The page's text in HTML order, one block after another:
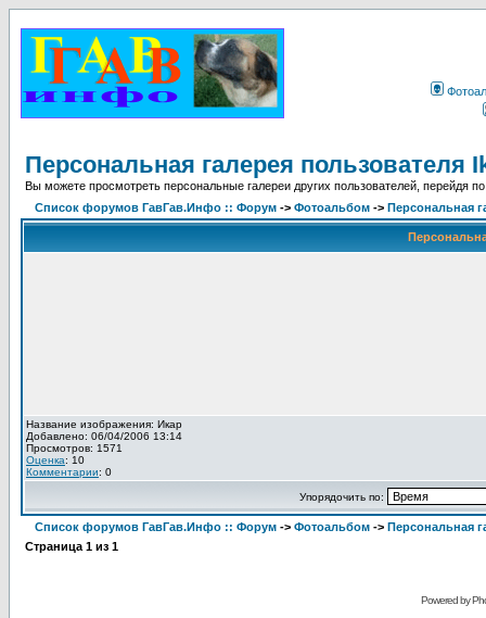
Персональная галерея пользователя
Вы можете просмотреть персональные галереи других пользователей, перейдя
Список форумов ГавГав.Инфо :: Форум -> Фотоальбом -> Персональная
Название изображения: Икар
Добавлено: 06/04/2006 13:14
Просмотров: 1571
Оценка: 10
Комментарии: 0
Упорядочить по:
Список форумов ГавГав.Инфо :: Форум -> Фотоальбом -> Персональная
Страница 1 из 1
Powered by